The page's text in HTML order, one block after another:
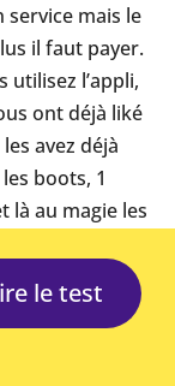
mais le
il faut payer.
utilisez l’appli,
ont déjà liké
avez déjà
boots, 1
là au magie les
sœur mais sa
achetez
et celà en
le test